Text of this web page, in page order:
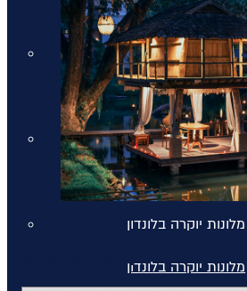
מלונות יוקרה בסיישל
מלונות יוקרה בדובאי
מלונות יוקרה בדובאי
מלונות יוקרה באיטליה
מלונות יוקרה באיטליה
מלונות יוקרה בלונדון
מלונות יוקרה בלונדוןהחדרים במלון